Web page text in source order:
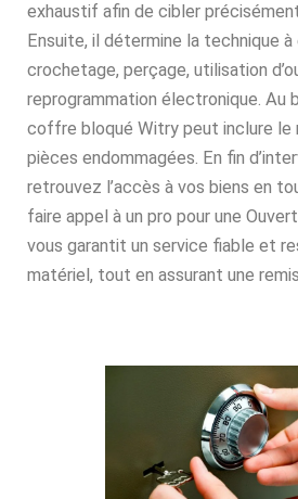
exhaustif afin de cibler
Ensuite, il détermine la technique à
crochetage, perçage, utilisation
reprogrammation électronique. Au
coffre bloqué Witry peut inclure le
pièces endommagées. En fin
retrouvez l’accès à vos biens en
faire appel à un pro pour une
vous garantit un service fiable et
matériel, tout en assurant une